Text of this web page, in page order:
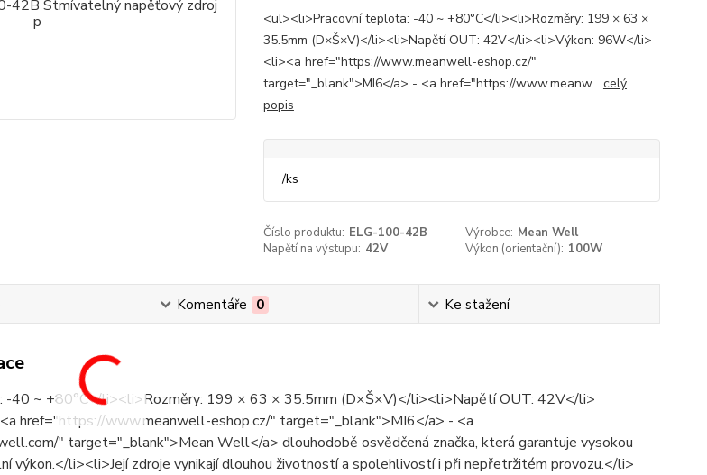
<ul><li>Pracovní teplota: -40 ~ +80°C</li><li>Rozměry: 199 × 63 ×
35.5mm (D×Š×V)</li><li>Napětí OUT: 42V</li><li>Výkon: 96W</li>
<li><a href="https://www.meanwell-eshop.cz/"
target="_blank">MI6</a> - <a href="https://www.meanw... celý
popis
/ks
Číslo produktu: ELG-100-42B Výrobce: Mean Well
Napětí na výstupu: 42V Výkon (orientační­): 100W
Komentáře 0 Ke stažení
-40 ~ +80°C</li><li>Rozměry: 199 × 63 × 35.5mm (D×Š×V)</li><li>Napětí OUT: 42V</li>
href="https://www.meanwell-eshop.cz/" target="_blank">MI6</a> - <a
" target="_blank">Mean Well</a> dlouhodobě osvědčená značka, která garantuje vysokou
výkon.</li><li>Její zdroje vynikají dlouhou životností a spolehlivostí i při nepřetržitém provozu.</li>